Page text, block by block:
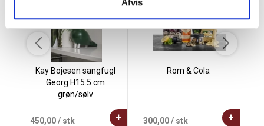
Kay Bojesen sangfugl
Georg H15.5 cm
grøn/sølv
450,00/ stk +
Rom & Cola
300,00 / stk +